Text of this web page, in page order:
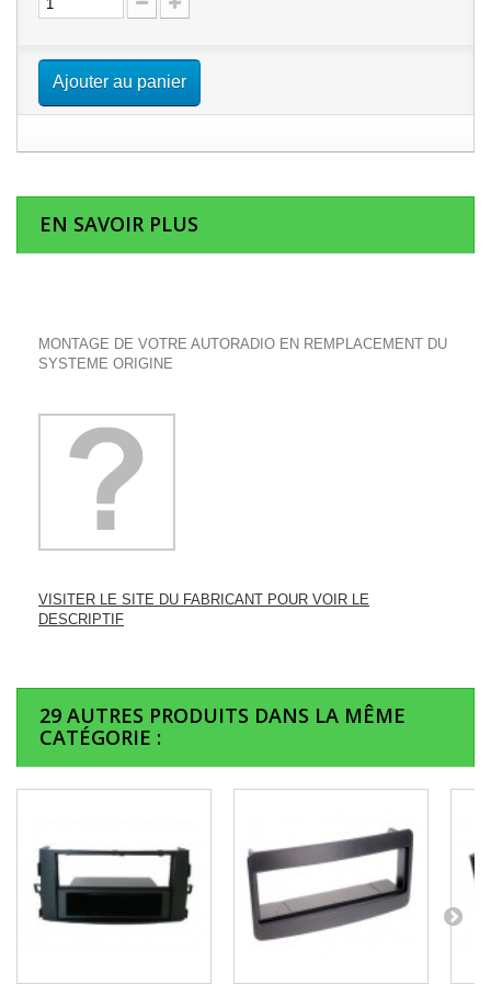
Ajouter au panier
EN SAVOIR PLUS
MONTAGE DE VOTRE AUTORADIO EN REMPLACEMENT DU
SYSTEME ORIGINE
VISITER LE SITE DU FABRICANT POUR VOIR LE
DESCRIPTIF
29 AUTRES PRODUITS DANS LA MÊME
CATÉGORIE :